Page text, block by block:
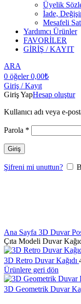
Üyelik
İade,
Mesafeli
Yardımcı Ürünler
FAVORİLER
GİRİŞ / KAYIT
ARA
0 öğeler 0,00₺
Giriş / Kayıt
Giriş YapHesap oluştur
Kullanıcı adı veya e-
Parola *
Giriş
Şifreni mi unuttun?
Ana Sayfa 3D Duvar
Çıta Modeli Duvar
3D Retro Duvar Kağıdı
Ürünlere geri dön
3D Geometrik Duvar